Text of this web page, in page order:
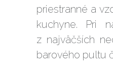
priestranné a
kuchyne. Pri
z najväčších
barového pultu